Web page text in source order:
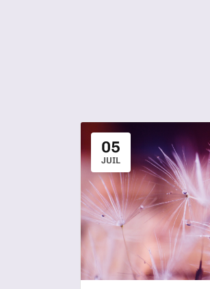
05
JUIL